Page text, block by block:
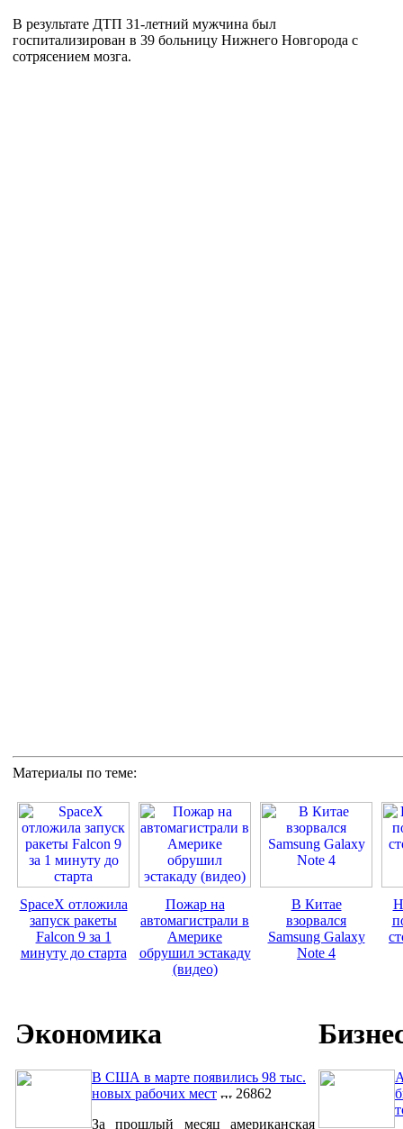
В результате ДТП 31-летний мужчина был
госпитализирован в 39 больницу Нижнего Новгорода с
сотрясением мозга.
Материалы по теме:
SpaceX отложила
запуск ракеты
Falcon 9 за 1
минуту до старта
Пожар на
автомагистрали в
Америке
обрушил эстакаду
(видео)
В Китае
взорвался
Samsung Galaxy
Note 4
Экономика
В США в марте появились 98 тыс.
новых рабочих мест
26862
За прошлый месяц американская